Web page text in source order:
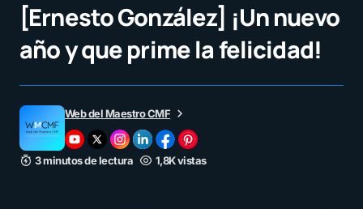
[Ernesto González] ¡Un nuevo
año y que prime la felicidad!
Web del Maestro CMF
3 minutos de lectura 1,8K vistas